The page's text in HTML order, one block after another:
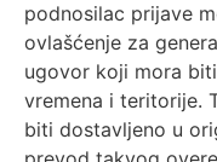
podnosilac prijave
ovlašćenje za
ugovor koji mora
vremena i teritorije.
biti dostavljeno u